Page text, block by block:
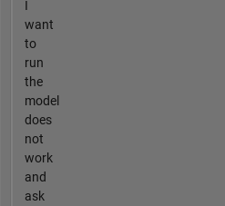
I
want
to
run
the
model
does
not
work
and
ask